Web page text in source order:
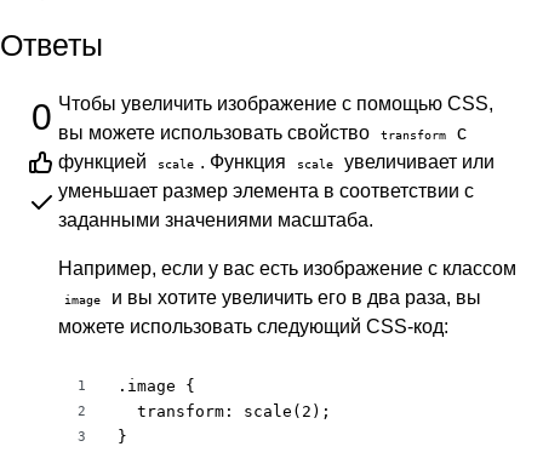
Ответы
0 Чтобы увеличить изображение с помощью CSS,
вы можете использовать свойство
transform
с
функцией
scale . Функция scale
увеличивает или
уменьшает размер элемента в соответствии с
заданными значениями масштаба.
Например, если у вас есть изображение с классом
image
и вы хотите увеличить его в два раза, вы
можете использовать следующий CSS-код:
1
2
3
.image {
  transform: scale(2);
}